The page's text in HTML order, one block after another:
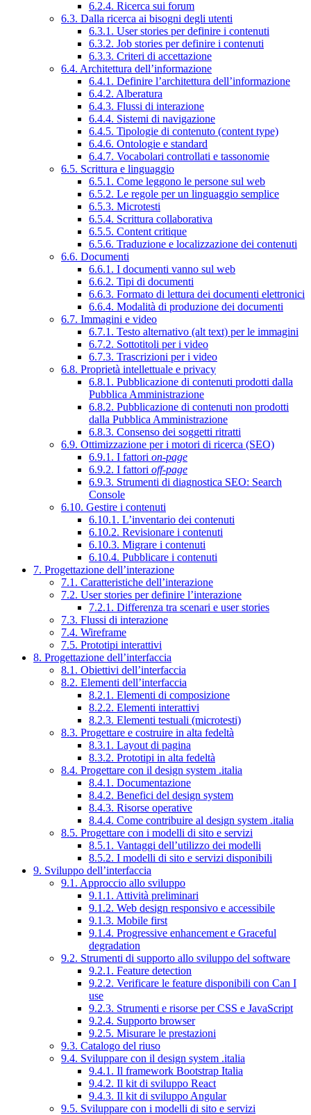
6.2.4. Ricerca sui forum
6.3. Dalla ricerca ai bisogni degli utenti
6.3.1. User stories per definire i contenuti
6.3.2. Job stories per definire i contenuti
6.3.3. Criteri di accettazione
6.4. Architettura dell’informazione
6.4.1. Definire l’architettura dell’informazione
6.4.2. Alberatura
6.4.3. Flussi di interazione
6.4.4. Sistemi di navigazione
6.4.5. Tipologie di contenuto (content type)
6.4.6. Ontologie e standard
6.4.7. Vocabolari controllati e tassonomie
6.5. Scrittura e linguaggio
6.5.1. Come leggono le persone sul web
6.5.2. Le regole per un linguaggio semplice
6.5.3. Microtesti
6.5.4. Scrittura collaborativa
6.5.5. Content critique
6.5.6. Traduzione e localizzazione dei contenuti
6.6. Documenti
6.6.1. I documenti vanno sul web
6.6.2. Tipi di documenti
6.6.3. Formato di lettura dei documenti elettronici
6.6.4. Modalità di produzione dei documenti
6.7. Immagini e video
6.7.1. Testo alternativo (alt text) per le immagini
6.7.2. Sottotitoli per i video
6.7.3. Trascrizioni per i video
6.8. Proprietà intellettuale e privacy
6.8.1. Pubblicazione di contenuti prodotti dalla
Pubblica Amministrazione
6.8.2. Pubblicazione di contenuti non prodotti
dalla Pubblica Amministrazione
6.8.3. Consenso dei soggetti ritratti
6.9. Ottimizzazione per i motori di ricerca (SEO)
6.9.1. I fattori on-page
6.9.2. I fattori off-page
6.9.3. Strumenti di diagnostica SEO: Search
Console
6.10. Gestire i contenuti
6.10.1. L’inventario dei contenuti
6.10.2. Revisionare i contenuti
6.10.3. Migrare i contenuti
6.10.4. Pubblicare i contenuti
7. Progettazione dell’interazione
7.1. Caratteristiche dell’interazione
7.2. User stories per definire l’interazione
7.2.1. Differenza tra scenari e user stories
7.3. Flussi di interazione
7.4. Wireframe
7.5. Prototipi interattivi
8. Progettazione dell’interfaccia
8.1. Obiettivi dell’interfaccia
8.2. Elementi dell’interfaccia
8.2.1. Elementi di composizione
8.2.2. Elementi interattivi
8.2.3. Elementi testuali (microtesti)
8.3. Progettare e costruire in alta fedeltà
8.3.1. Layout di pagina
8.3.2. Prototipi in alta fedeltà
8.4. Progettare con il design system .italia
8.4.1. Documentazione
8.4.2. Benefici del design system
8.4.3. Risorse operative
8.4.4. Come contribuire al design system .italia
8.5. Progettare con i modelli di sito e servizi
8.5.1. Vantaggi dell’utilizzo dei modelli
8.5.2. I modelli di sito e servizi disponibili
9. Sviluppo dell’interfaccia
9.1. Approccio allo sviluppo
9.1.1. Attività preliminari
9.1.2. Web design responsivo e accessibile
9.1.3. Mobile first
9.1.4. Progressive enhancement e Graceful
degradation
9.2. Strumenti di supporto allo sviluppo del software
9.2.1. Feature detection
9.2.2. Verificare le feature disponibili con Can I
use
9.2.3. Strumenti e risorse per CSS e JavaScript
9.2.4. Supporto browser
9.2.5. Misurare le prestazioni
9.3. Catalogo del riuso
9.4. Sviluppare con il design system .italia
9.4.1. Il framework Bootstrap Italia
9.4.2. Il kit di sviluppo React
9.4.3. Il kit di sviluppo Angular
9.5. Sviluppare con i modelli di sito e servizi